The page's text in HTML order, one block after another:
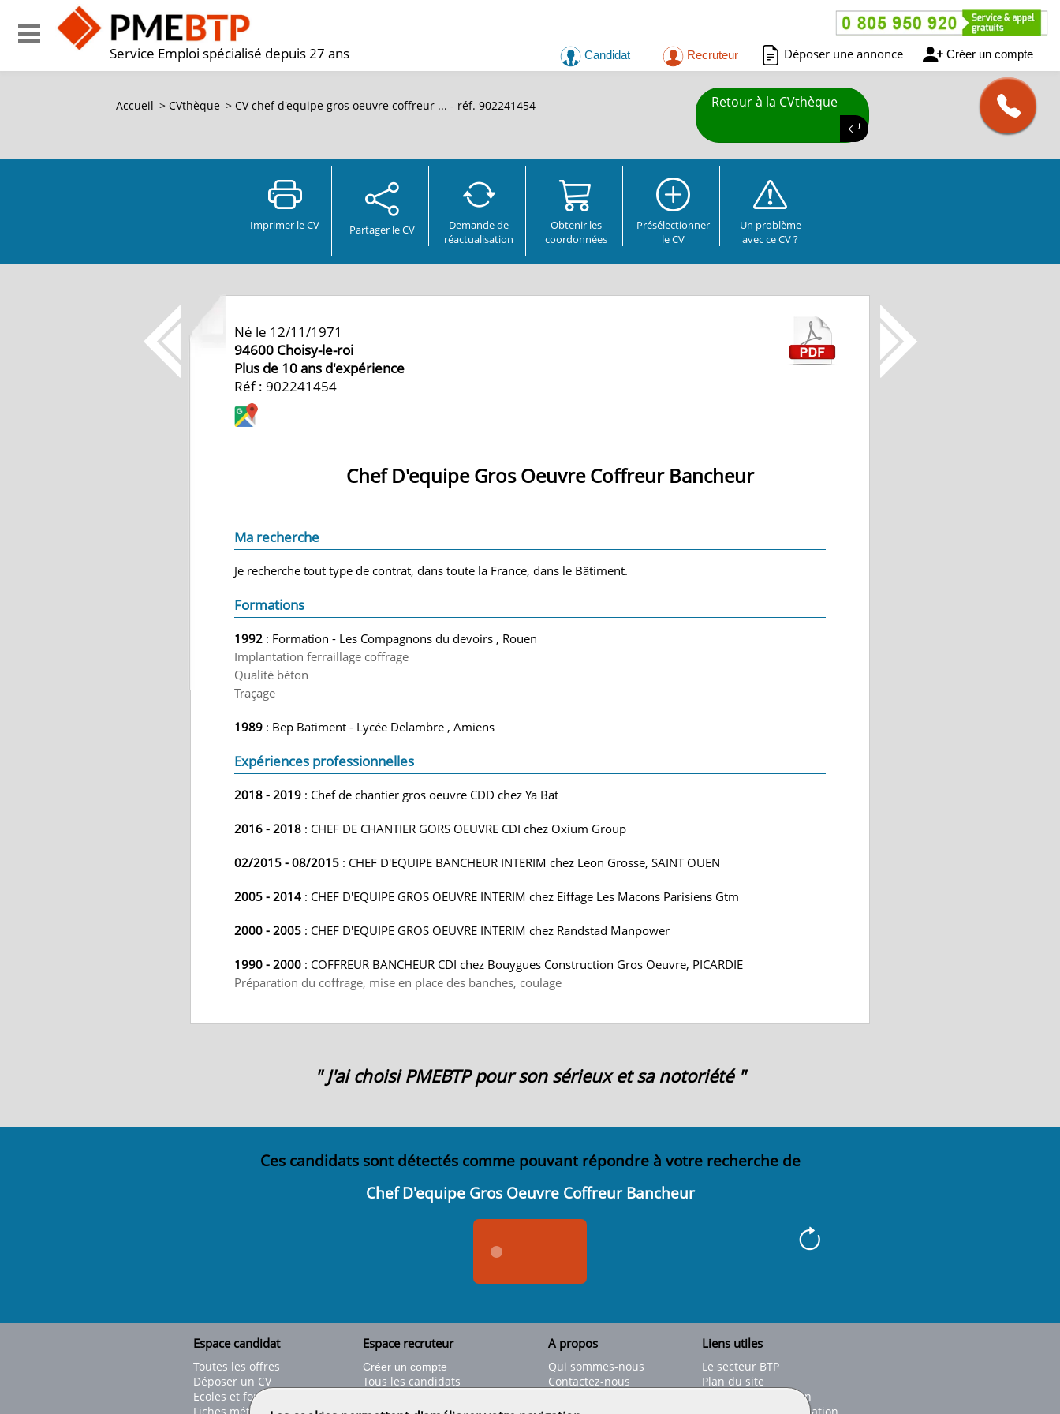
Service Emploi spécialisé depuis 27 ans Candidat Recruteur Déposer une annonce Créer un compte
Accueil > CVthèque > CVchef d'equipe gros oeuvre coffreur ... - réf. 902241454 Retour à la CVthèque
Imprimer le CV Partager le CV
Demande de
réactualisation
Obtenir les
coordonnées
Présélectionner
le CV
Un problème
avec ce CV ?
Né le 12/11/1971
94600 Choisy-le-roi
Plus de 10 ans d'expérience
Réf : 902241454
Chef D'equipe Gros Oeuvre Coffreur Bancheur
Ma recherche
Je recherche tout type de contrat, dans toute la France, dans le Bâtiment.
Formations
1992 : Formation - Les Compagnons du devoirs , Rouen
Implantation ferraillage coffrage
Qualité béton
Traçage
1989 : Bep Batiment - Lycée Delambre , Amiens
Expériences professionnelles
2018 - 2019 : Chef de chantier gros oeuvre CDD chez Ya Bat
2016 - 2018 : CHEF DE CHANTIER GORS OEUVRE CDI chez Oxium Group
02/2015 - 08/2015 : CHEF D'EQUIPE BANCHEUR INTERIM chez Leon Grosse, SAINT OUEN
2005 - 2014 : CHEF D'EQUIPE GROS OEUVRE INTERIM chez Eiffage Les Macons Parisiens Gtm
2000 - 2005 : CHEF D'EQUIPE GROS OEUVRE INTERIM chez Randstad Manpower
1990 - 2000 : COFFREUR BANCHEUR CDI chez Bouygues Construction Gros Oeuvre, PICARDIE
Préparation du coffrage, mise en place des banches, coulage
" J'ai choisi PMEBTP pour son sérieux et sa notoriété "
Ces candidats sont détectés comme pouvant répondre à votre recherche de
Chef D'equipe Gros Oeuvre Coffreur Bancheur
Espace candidat
Toutes les offres
Déposer un CV
Ecoles et formations
Espace recruteur
Créer un compte
Tous les candidats
A propos
Qui sommes-nous
Contactez-nous
Liens utiles
Le secteur BTP
Plan du site
Conseils d'utilisation